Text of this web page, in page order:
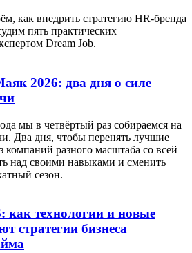
как внедрить стратегию HR-бренда
пять практических
Dream Job.
2026: два дня о силе
мы в четвёртый раз собираемся на
Два дня, чтобы перенять лучшие
компаний разного масштаба со всей
над своими навыками и сменить
сезон.
как технологии и новые
стратегии бизнеса